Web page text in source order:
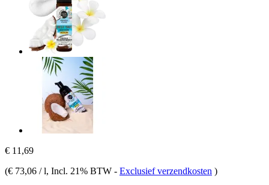
€ 11,69
(€ 73,06 / l, Incl. 21% BTW - Exclusief verzendkosten )